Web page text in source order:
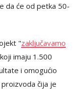
da će od petka 50-
"zaključavamo
imaju 1.500
i omogućio
čija je